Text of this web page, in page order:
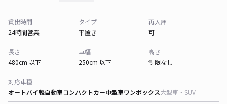
貸出時間
24時間営業
タイプ
平置き
再入庫
可
長さ
480cm 以下
車幅
250cm 以下
高さ
制限なし
対応車種
オートバイ軽自動車コンパクトカー中型車ワンボックス大型車・SUV